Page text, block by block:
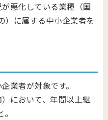
悪化している業種（国
）に属する中小企業者を
業者が対象です。
）において、年間以上継